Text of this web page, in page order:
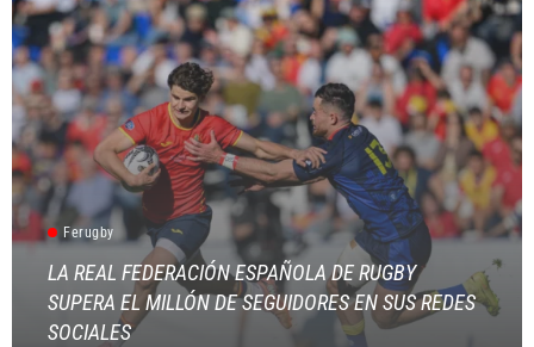
Ferugby
LA REAL FEDERACIÓN ESPAÑOLA DE RUGBY
SUPERA EL MILLÓN DE SEGUIDORES EN SUS REDES
SOCIALES